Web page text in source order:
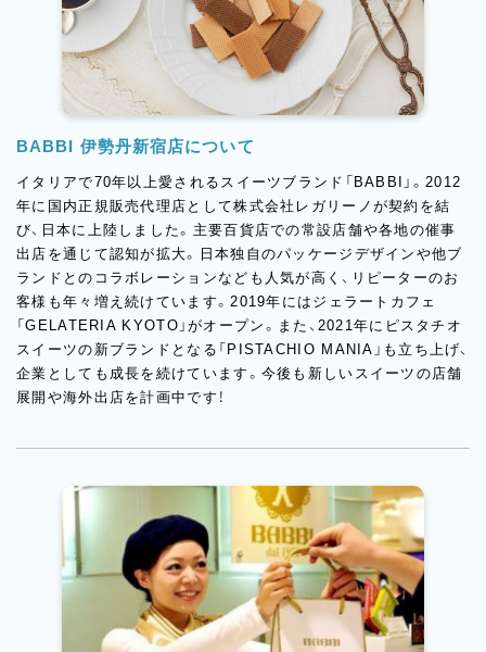
BABBI 伊勢丹新宿店について
イタリアで70年以上愛されるスイーツブランド「BABBI」。2012
年に国内正規販売代理店として株式会社レガリーノが契約を結
び、日本に上陸しました。主要百貨店での常設店舗や各地の催事
出店を通じて認知が拡大。日本独自のパッケージデザインや他ブ
ランドとのコラボレーションなども人気が高く、リピーターのお
客様も年々増え続けています。2019年にはジェラートカフェ
「GELATERIA KYOTO」がオープン。また、2021年にピスタチオ
スイーツの新ブランドとなる「PISTACHIO MANIA」も立ち上げ、
企業としても成長を続けています。今後も新しいスイーツの店舗
展開や海外出店を計画中です！